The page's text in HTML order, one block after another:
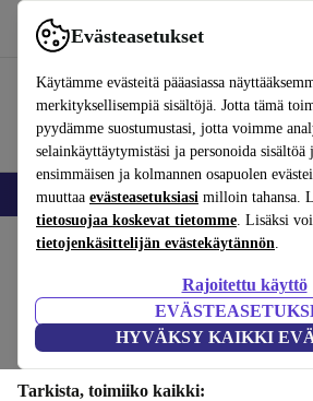
Evästeasetukset
Käytämme evästeitä pääasiassa
merkityksellisempiä sisältöjä. Jotta tämä
pyydämme suostumustasi, jotta voimme
selainkäyttäytymistäsi ja personoida
ensimmäisen ja kolmannen osapuolen
muuttaa evästeasetuksiasi milloin tahansa.
tietosuojaa koskevat tietomme. Lisäksi
tietojenkäsittelijän evästekäytännön.
Rajoitettu käyttö
HYVÄKSY KAIKKI
Käytä refurbed-palvelua nopeasti ja helposti
Matkapuhelimet ja älypuhelimet Kannettavat
Vaiheet 1/4
Toiminnallisuus Tekniset tiedot
Tarkista, toimiiko kaikki: